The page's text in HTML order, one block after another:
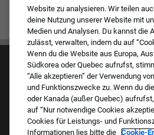
Kultur &
Unsere
Website zu analysieren. Wir teilen
deine Nutzung unserer Website mit
Medien und Analysen. Du kannst die
zulässt, verwalten, indem du auf
Wenn du die Website aus Europa,
Südkorea oder Quebec aufrufst,
“Alle akzeptieren” der Verwendung
und Funktionszwecke zu. Wenn du
oder Kanada (außer Quebec)
auf “Nur notwendige Cookies
Cookies für Leistungs- und
Informationen lies bitte die Cookie-